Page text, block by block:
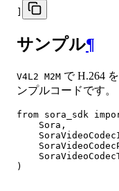
]
サンプル¶
V4L2 M2M で H.264
ンプルコードです。
from sora_sdk
    Sora,
)